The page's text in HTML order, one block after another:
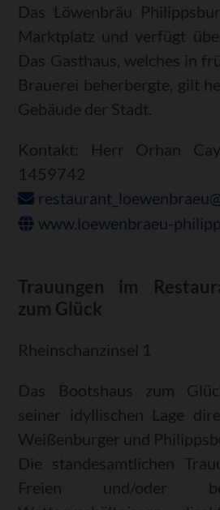
Das Löwenbräu
Marktplatz und verfügt
Das Gasthaus, welches in
Brauerei beherbergte, gilt
Gebäude der Stadt.
Kontakt: Herr Orhan
1459742
www.loewenbraeu-
Trauungen im
zum Glück
Rheinschanzinsel 1
Das Bootshaus zum
seiner idyllischen Lage
Weißenburger und
Die standesamtlichen
Freien und/oder